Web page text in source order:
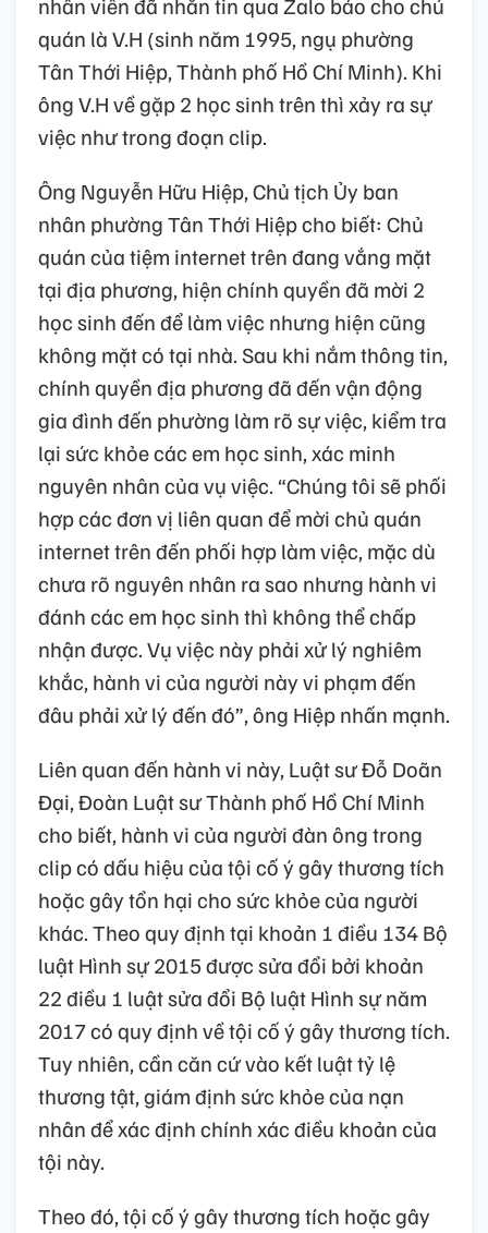
quán là V.H (sinh năm 1995, ngụ phường
Tân Thới Hiệp, Thành phố Hồ Chí Minh). Khi
ông V.H về gặp 2 học sinh trên thì xảy ra sự
việc như trong đoạn clip.
Ông Nguyễn Hữu Hiệp, Chủ tịch Ủy ban
nhân phường Tân Thới Hiệp cho biết: Chủ
quán của tiệm internet trên đang vắng mặt
tại địa phương, hiện chính quyền đã mời 2
học sinh đến để làm việc nhưng hiện cũng
không mặt có tại nhà. Sau khi nắm thông tin,
chính quyền địa phương đã đến vận động
gia đình đến phường làm rõ sự việc, kiểm tra
lại sức khỏe các em học sinh, xác minh
nguyên nhân của vụ việc. “Chúng tôi sẽ phối
hợp các đơn vị liên quan để mời chủ quán
internet trên đến phối hợp làm việc, mặc dù
chưa rõ nguyên nhân ra sao nhưng hành vi
đánh các em học sinh thì không thể chấp
nhận được. Vụ việc này phải xử lý nghiêm
khắc, hành vi của người này vi phạm đến
đâu phải xử lý đến đó”, ông Hiệp nhấn mạnh.
Liên quan đến hành vi này, Luật sư Đỗ Doãn
Đại, Đoàn Luật sư Thành phố Hồ Chí Minh
cho biết, hành vi của người đàn ông trong
clip có dấu hiệu của tội cố ý gây thương tích
hoặc gây tổn hại cho sức khỏe của người
khác. Theo quy định tại khoản 1 điều 134 Bộ
luật Hình sự 2015 được sửa đổi bởi khoản
22 điều 1 luật sửa đổi Bộ luật Hình sự năm
2017 có quy định về tội cố ý gây thương tích.
Tuy nhiên, cần căn cứ vào kết luật tỷ lệ
thương tật, giám định sức khỏe của nạn
nhân để xác định chính xác điều khoản của
tội này.
Theo đó, tội cố ý gây thương tích hoặc gây